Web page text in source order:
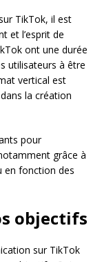
TikTok, il est
et l’esprit de
ont une durée
utilisateurs à être
vertical est
la création
pour
grâce à
en fonction des
objectifs
sur TikTok